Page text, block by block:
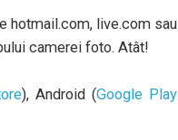
hotmail.com, live.com sau
camerei foto. Atât!
), Android (Google Play